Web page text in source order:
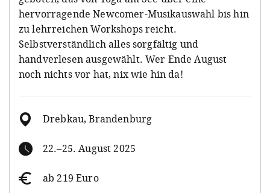
hervorragende Newcomer-Musikauswahl bis hin
zu lehrreichen Workshops reicht.
Selbstverständlich alles sorgfältig und
handverlesen ausgewählt. Wer Ende August
noch nichts vor hat, nix wie hin da!
Drebkau, Brandenburg
22.–25. August 2025
ab 219 Euro